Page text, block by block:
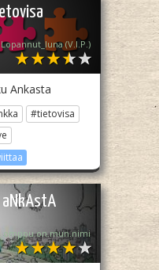
Lopannut_luna (V.I.P.)
Ankasta
#tietovisa
aNkAstA
omppu.on.mun.nimi